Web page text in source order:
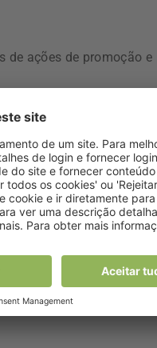
de ações de promoção e
nas consultas de saúde
da saúde infantil e
prevê a
“pessoas que
vida de particular
e utentes em
de obesidade”, inserida
está previsto o